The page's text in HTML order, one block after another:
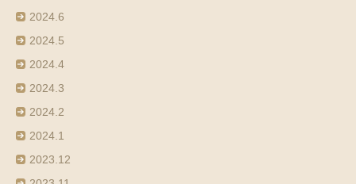
2024.6
2024.5
2024.4
2024.3
2024.2
2024.1
2023.12